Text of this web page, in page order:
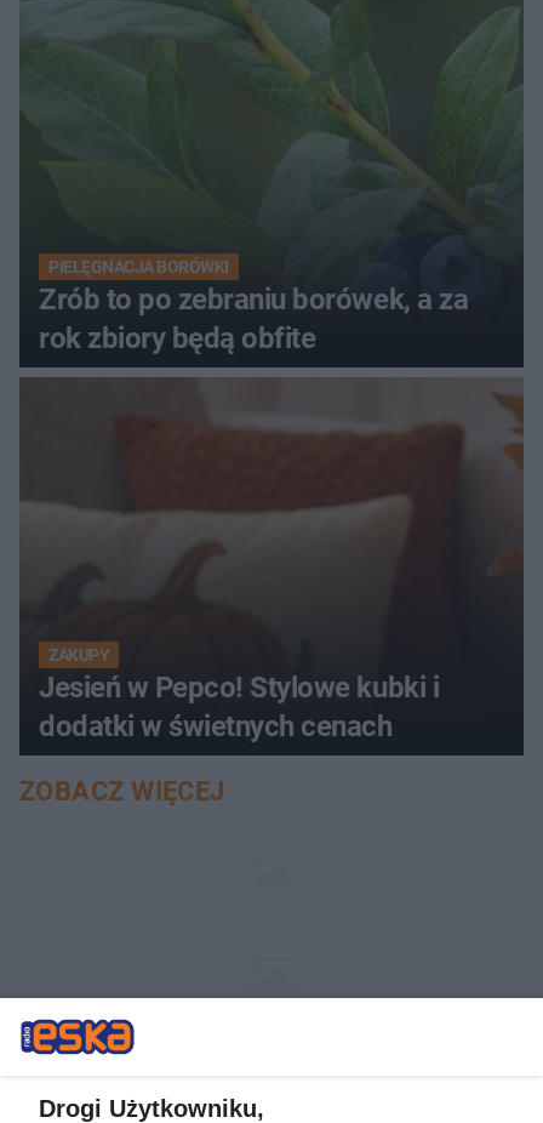
PIELĘGNACJA BORÓWKI
Zrób to po zebraniu borówek, a za
rok zbiory będą obfite
ZAKUPY
Jesień w Pepco! Stylowe kubki i
dodatki w świetnych cenach
ZOBACZ WIĘCEJ
Drogi Użytkowniku,